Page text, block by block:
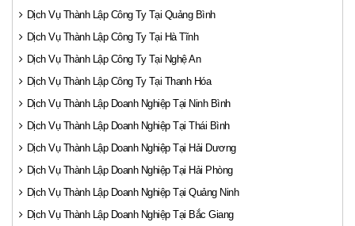
Dịch Vụ Thành Lập Công Ty Tại Quảng Bình
Dịch Vụ Thành Lập Công Ty Tại Hà Tĩnh
Dịch Vụ Thành Lập Công Ty Tại Nghệ An
Dịch Vụ Thành Lập Công Ty Tại Thanh Hóa
Dịch Vụ Thành Lập Doanh Nghiệp Tại Ninh Bình
Dịch Vụ Thành Lập Doanh Nghiệp Tại Thái Bình
Dịch Vụ Thành Lập Doanh Nghiệp Tại Hải Dương
Dịch Vụ Thành Lập Doanh Nghiệp Tại Hải Phòng
Dịch Vụ Thành Lập Doanh Nghiệp Tại Quảng Ninh
Dịch Vụ Thành Lập Doanh Nghiệp Tại Bắc Giang